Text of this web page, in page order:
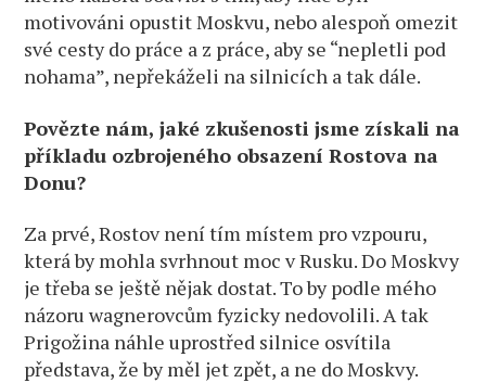
motivováni opustit Moskvu, nebo alespoň omezit
své cesty do práce a z práce, aby se “nepletli pod
nohama”, nepřekáželi na silnicích a tak dále.
Povězte nám, jaké zkušenosti jsme získali na
příkladu ozbrojeného obsazení Rostova na
Donu?
Za prvé, Rostov není tím místem pro vzpouru,
která by mohla svrhnout moc v Rusku. Do Moskvy
je třeba se ještě nějak dostat. To by podle mého
názoru wagnerovcům fyzicky nedovolili. A tak
Prigožina náhle uprostřed silnice osvítila
představa, že by měl jet zpět, a ne do Moskvy.